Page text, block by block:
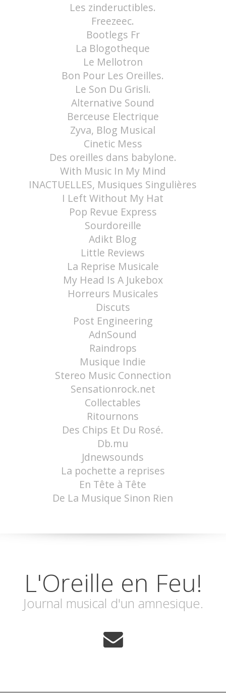
Les zindeructibles.
Freezeec.
Bootlegs Fr
La Blogotheque
Le Mellotron
Bon Pour Les Oreilles.
Le Son Du Grisli.
Alternative Sound
Berceuse Electrique
Zyva, Blog Musical
Cinetic Mess
Des oreilles dans babylone.
With Music In My Mind
INACTUELLES, Musiques Singulières
I Left Without My Hat
Pop Revue Express
Sourdoreille
Adikt Blog
Little Reviews
La Reprise Musicale
My Head Is A Jukebox
Horreurs Musicales
Discuts
Post Engineering
AdnSound
Raindrops
Musique Indie
Stereo Music Connection
Sensationrock.net
Collectables
Ritournons
Des Chips Et Du Rosé.
Db.mu
Jdnewsounds
La pochette a reprises
En Tête à Tête
De La Musique Sinon Rien
L'Oreille en Feu!
Journal musical d'un amnesique.